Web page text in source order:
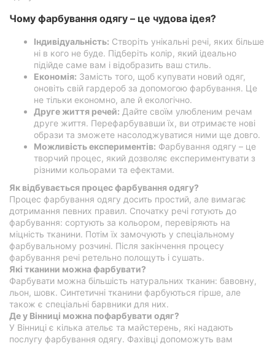
Одеса
Кропивницький
Харків
Запоріжжя
Дніпро
Львів
Кривий
Ріг
Миколаїв
Херсон
Полтава
Чернігів
Чому фарбування одягу – це чудова ідея?
Індивідуальність: Створіть унікальні речі, яких більше
ні в кого не буде. Підберіть колір, який ідеально
підійде саме вам і відобразить ваш стиль.
Економія: Замість того, щоб купувати новий одяг,
оновіть свій гардероб за допомогою фарбування. Це
не тільки економно, але й екологічно.
Друге життя речей: Дайте своїм улюбленим речам
друге життя. Перефарбувавши їх, ви отримаєте нові
образи та зможете насолоджуватися ними ще довго.
Можливість експериментів: Фарбування одягу – це
творчий процес, який дозволяє експериментувати з
різними кольорами та ефектами.
Як відбувається процес фарбування одягу?
Процес фарбування одягу досить простий, але вимагає
дотримання певних правил. Спочатку речі готують до
фарбування: сортують за кольором, перевіряють на
міцність тканини. Потім їх замочують у спеціальному
фарбувальному розчині. Після закінчення процесу
фарбування речі ретельно полощуть і сушать.
Які тканини можна фарбувати?
Фарбувати можна більшість натуральних тканин: бавовну,
льон, шовк. Синтетичні тканини фарбуються гірше, але
також є спеціальні барвники для них.
Де у Вінниці можна пофарбувати одяг?
У Вінниці є кілька ательє та майстерень, які надають
послугу фарбування одягу. Фахівці допоможуть вам